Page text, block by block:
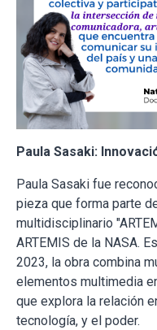
Paula Sasaki:
Paula Sasaki fue
pieza que forma parte
multidisciplinario
ARTEMIS de la NASA.
2023, la obra combina
elementos multimedia
que explora la relación
tecnología, y el poder.